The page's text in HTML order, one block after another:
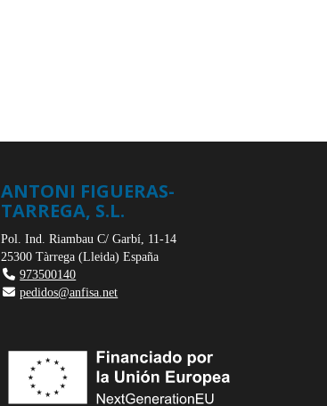
ANTONI FIGUERAS-
TARREGA, S.L.
Pol. Ind. Riambau C/ Garbí, 11-14
25300 Tàrrega(Lleida) España
973500140
pedidos@anfisa.net